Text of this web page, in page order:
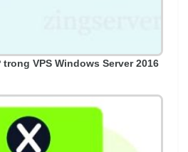
VPS Windows Server 2016